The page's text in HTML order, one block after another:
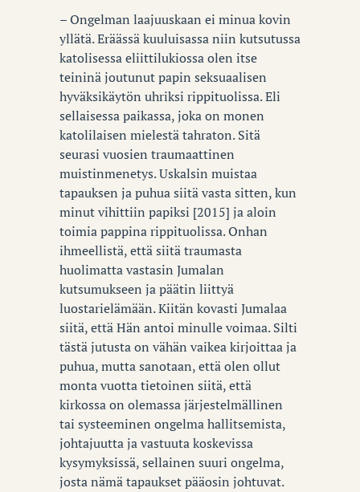
– Ongelman laajuuskaan ei minua kovin
yllätä. Eräässä kuuluisassa niin kutsutussa
katolisessa eliittilukiossa olen itse
teininä joutunut papin seksuaalisen
hyväksikäytön uhriksi rippituolissa. Eli
sellaisessa paikassa, joka on monen
katolilaisen mielestä tahraton. Sitä
seurasi vuosien traumaattinen
muistinmenetys. Uskalsin muistaa
tapauksen ja puhua siitä vasta sitten, kun
minut vihittiin papiksi [2015] ja aloin
toimia pappina rippituolissa. Onhan
ihmeellistä, että siitä traumasta
huolimatta vastasin Jumalan
kutsumukseen ja päätin liittyä
luostarielämään. Kiitän kovasti Jumalaa
siitä, että Hän antoi minulle voimaa. Silti
tästä jutusta on vähän vaikea kirjoittaa ja
puhua, mutta sanotaan, että olen ollut
monta vuotta tietoinen siitä, että
kirkossa on olemassa järjestelmällinen
tai systeeminen ongelma hallitsemista,
johtajuutta ja vastuuta koskevissa
kysymyksissä, sellainen suuri ongelma,
josta nämä tapaukset pääosin johtuvat.